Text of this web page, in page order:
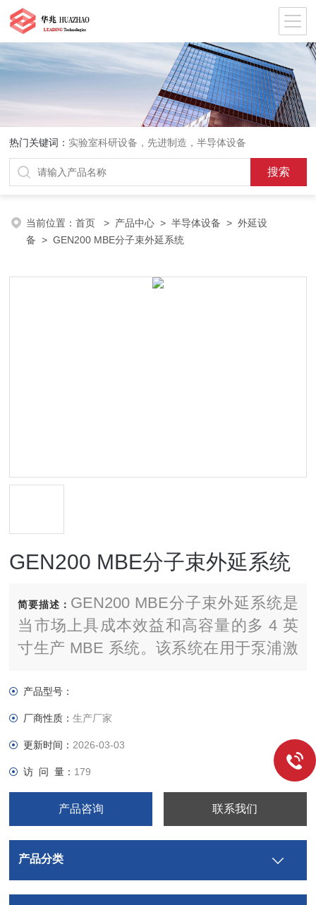
热门关键词： 实验室科研设备，先进制造，半导体设备
当前位置：首页 > 产品中心 >半导体设备 >外延设
备 > GEN200 MBE分子束外延系统
GEN200 MBE分子束外延系统
简要描述： GEN200 MBE分子束外延系统是
当市场上具成本效益和高容量的多 4 英
寸生产 MBE 系统。该系统在用于泵浦激
提供的吞吐量、长时间的加工周期和出色
的晶圆质量。
产品型号：
厂商性质：生产厂家
更新时间： 2026-03-03
访 问 量： 179
产品咨询 联系我们
产品分类